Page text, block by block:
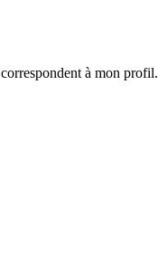
à mon profil.